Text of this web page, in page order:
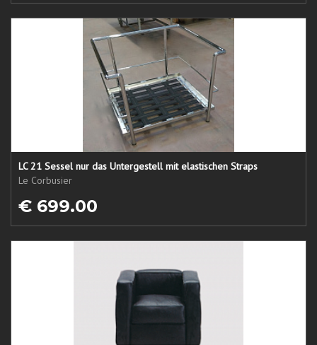
LC 21 Sessel nur das Untergestell mit elastischen Straps
Le Corbusier
€ 699.00